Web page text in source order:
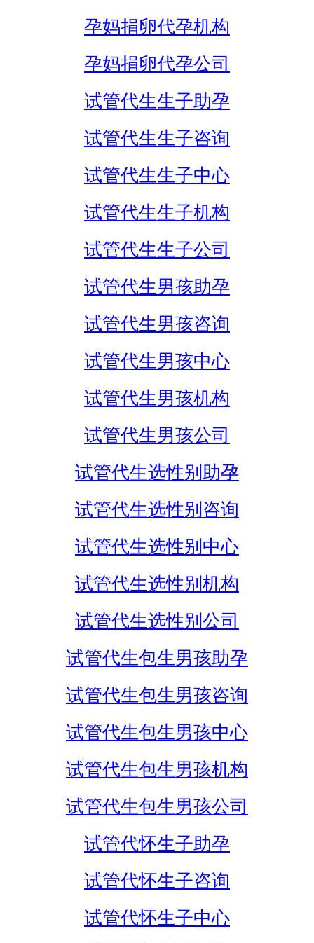
孕妈捐卵代孕机构
孕妈捐卵代孕公司
试管代生生子助孕
试管代生生子咨询
试管代生生子中心
试管代生生子机构
试管代生生子公司
试管代生男孩助孕
试管代生男孩咨询
试管代生男孩中心
试管代生男孩机构
试管代生男孩公司
试管代生选性别助孕
试管代生选性别咨询
试管代生选性别中心
试管代生选性别机构
试管代生选性别公司
试管代生包生男孩助孕
试管代生包生男孩咨询
试管代生包生男孩中心
试管代生包生男孩机构
试管代生包生男孩公司
试管代怀生子助孕
试管代怀生子咨询
试管代怀生子中心